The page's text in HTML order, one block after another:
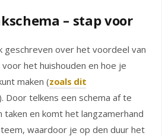
– stap voor
geschreven over het voordeel van
voor het huishouden en hoe je
maken (zoals dit
). Door telkens een schema af te
en komt het langzamerhand
waardoor je op den duur het